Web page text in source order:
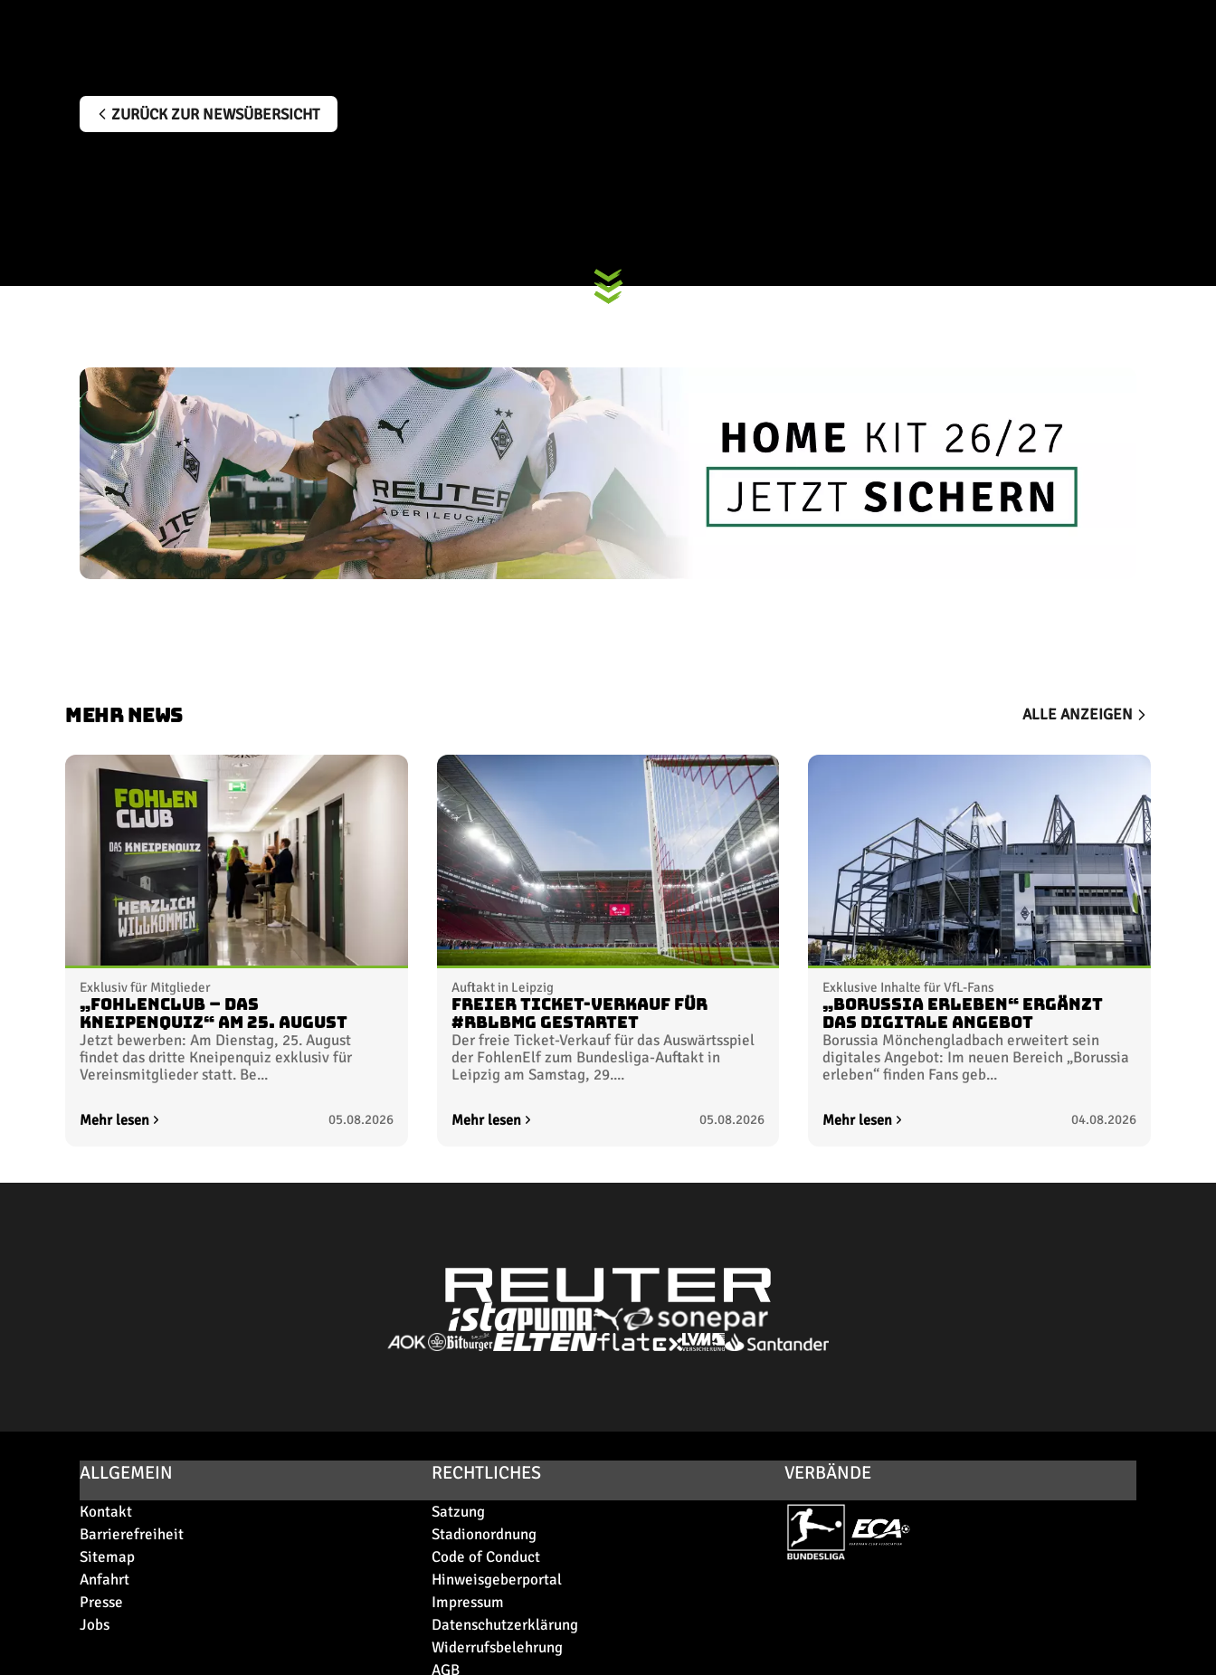
ZURÜCK ZUR NEWSÜBERSICHT
MEHR NEWS ALLE ANZEIGEN
Exklusiv für Mitglieder
„FohlenClub – Das
Kneipenquiz“ am 25. August
Jetzt bewerben: Am Dienstag, 25. August
findet das dritte Kneipenquiz exklusiv für
Vereinsmitglieder statt. Be...
Mehr lesen 05.08.2026
Auftakt in Leipzig
Freier Ticket-Verkauf für
#RBLBMG gestartet
Der freie Ticket-Verkauf für das Auswärtsspiel
der FohlenElf zum Bundesliga-Auftakt in
Leipzig am Samstag, 29....
Mehr lesen 05.08.2026
Exklusive Inhalte für VfL-Fans
„Borussia erleben“ ergänzt
das digitale Angebot
Borussia Mönchengladbach erweitert sein
digitales Angebot: Im neuen Bereich „Borussia
erleben“ finden Fans geb...
Mehr lesen 04.08.2026
ALLGEMEIN
Kontakt
Barrierefreiheit
Sitemap
Anfahrt
Presse
Jobs
RECHTLICHES
Satzung
Stadionordnung
Code of Conduct
Hinweisgeberportal
Impressum
Datenschutzerklärung
Widerrufsbelehrung
AGB
VERBÄNDE